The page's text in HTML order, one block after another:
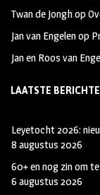
Twan de Jonghop
Jan van Engelenop
Jan en Roos van
LAATSTE
Leyetocht 2026:
8 augustus 2026
60+ en nog zin om
6 augustus 2026